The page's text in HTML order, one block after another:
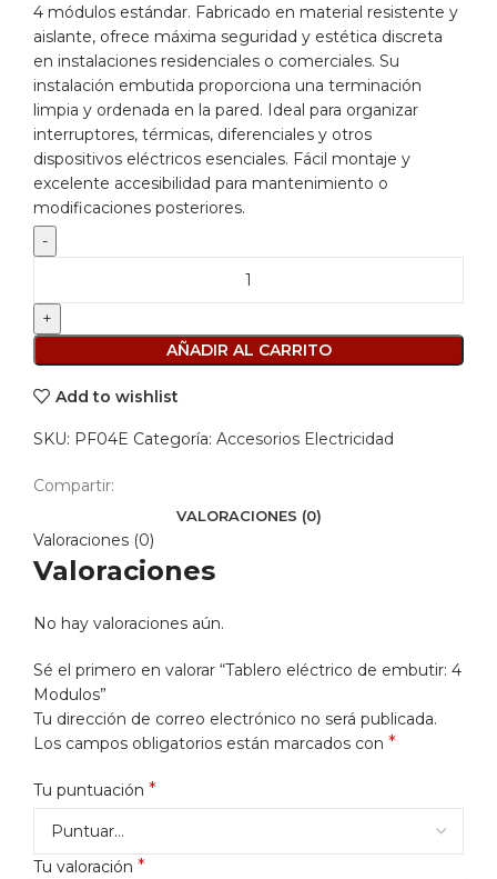
4 módulos estándar. Fabricado en material resistente y
aislante, ofrece máxima seguridad y estética discreta
en instalaciones residenciales o comerciales. Su
instalación embutida proporciona una terminación
limpia y ordenada en la pared. Ideal para organizar
interruptores, térmicas, diferenciales y otros
dispositivos eléctricos esenciales. Fácil montaje y
excelente accesibilidad para mantenimiento o
modificaciones posteriores.
AÑADIR AL CARRITO
Add to wishlist
SKU: PF04E Categoría: Accesorios Electricidad
Compartir:
VALORACIONES (0)
Valoraciones (0)
Valoraciones
No hay valoraciones aún.
Sé el primero en valorar “Tablero eléctrico de embutir: 4
Modulos”
Tu dirección de correo electrónico no será publicada.
Los campos obligatorios están marcados con *
Tu puntuación *
Tu valoración *